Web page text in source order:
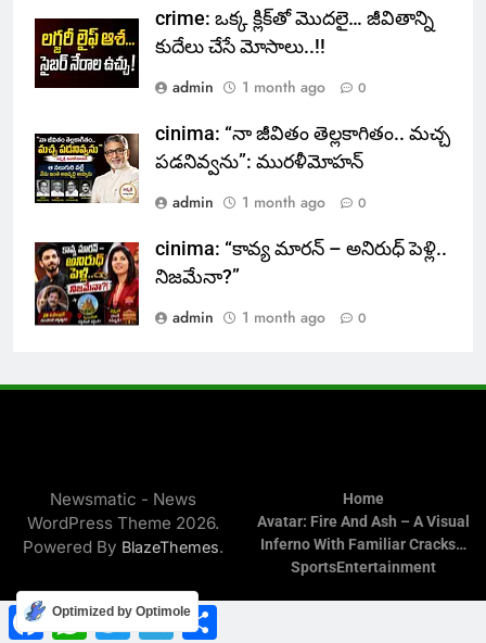
crime: ఒక్క క్లిక్‌తో మొదలై… జీవితాన్ని
కుదేలు చేసే మోసాలు..!!
admin
1 month ago 0
cinima: “నా జీవితం తెల్లకాగితం.. మచ్చ
పడనివ్వను”: మురళీమోహన్
admin
1 month ago 0
cinima: “కావ్య మారన్ – అనిరుధ్ పెళ్లి..
నిజమేనా?”
admin
1 month ago 0
Newsmatic - News
WordPress Theme 2026.
Powered By BlazeThemes.
Home
Avatar: Fire And Ash – A Visual
Inferno With Familiar Cracks…
SportsEntertainment
FacebookWhatsApp
TwitterTelegram
Optimized by Optimole